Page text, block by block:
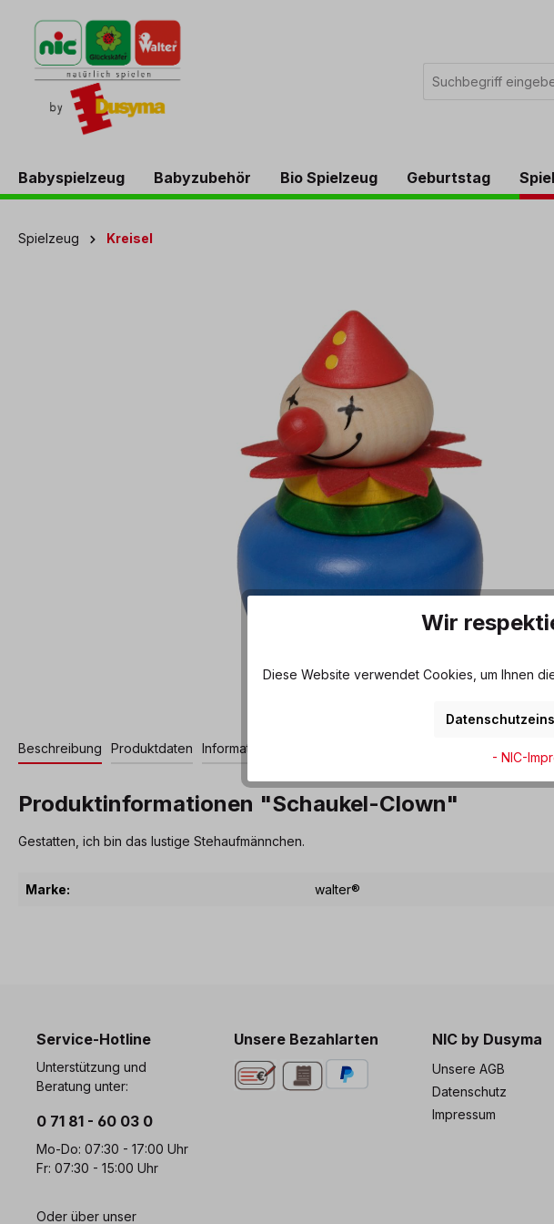
Zur Hauptnavigation springen
Babyspielzeug Babyzubehör Bio Spielzeug Geburtstag
Spielzeug Kreisel
Beschreibung Produktdaten Informationen und Hinweise
Produktinformationen "Schaukel-Clown"
Gestatten, ich bin das lustige Stehaufmännchen.
Marke: walter®
Service-Hotline
Unterstützung und
Beratung unter:
0 71 81 - 60 03 0
Mo-Do: 07:30 - 17:00 Uhr
Fr: 07:30 - 15:00 Uhr
Oder über unser
Unsere Bezahlarten NIC by Dusyma
Unsere AGB
Datenschutz
Impressum
Wir
Diese Website verwendet Cookies, um Ihnen
- NIC-